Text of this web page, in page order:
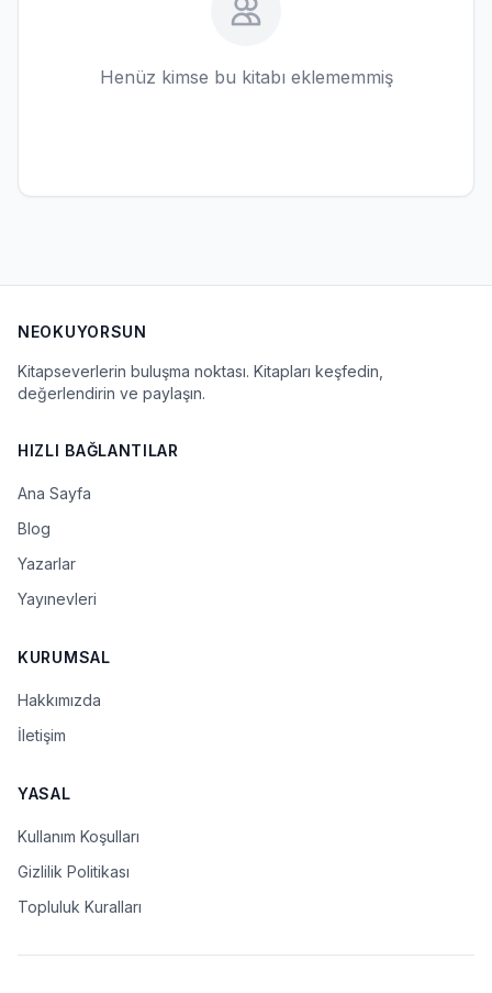
Henüz kimse bu kitabı eklememmiş
NEOKUYORSUN
Kitapseverlerin buluşma noktası. Kitapları keşfedin,
değerlendirin ve paylaşın.
HIZLI BAĞLANTILAR
Ana Sayfa
Blog
Yazarlar
Yayınevleri
KURUMSAL
Hakkımızda
İletişim
YASAL
Kullanım Koşulları
Gizlilik Politikası
Topluluk Kuralları